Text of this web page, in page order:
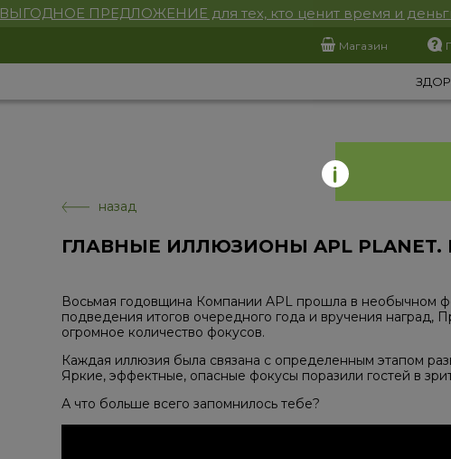
ВЫГОДНОЕ ПРЕДЛОЖЕНИЕ для тех, кто ценит время и
Магазин
назад
ГЛАВНЫЕ ИЛЛЮЗИОНЫ APL
Восьмая годовщина Компании APL прошла в необычном
подведения итогов очередного года и вручения наград,
огромное количество фокусов.
Каждая иллюзия была связана с определенным этапом
Яркие, эффектные, опасные фокусы поразили гостей в
А что больше всего запомнилось тебе?